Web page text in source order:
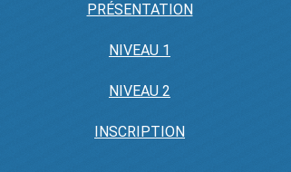
PRÉSENTATION
NIVEAU 1
NIVEAU 2
INSCRIPTION